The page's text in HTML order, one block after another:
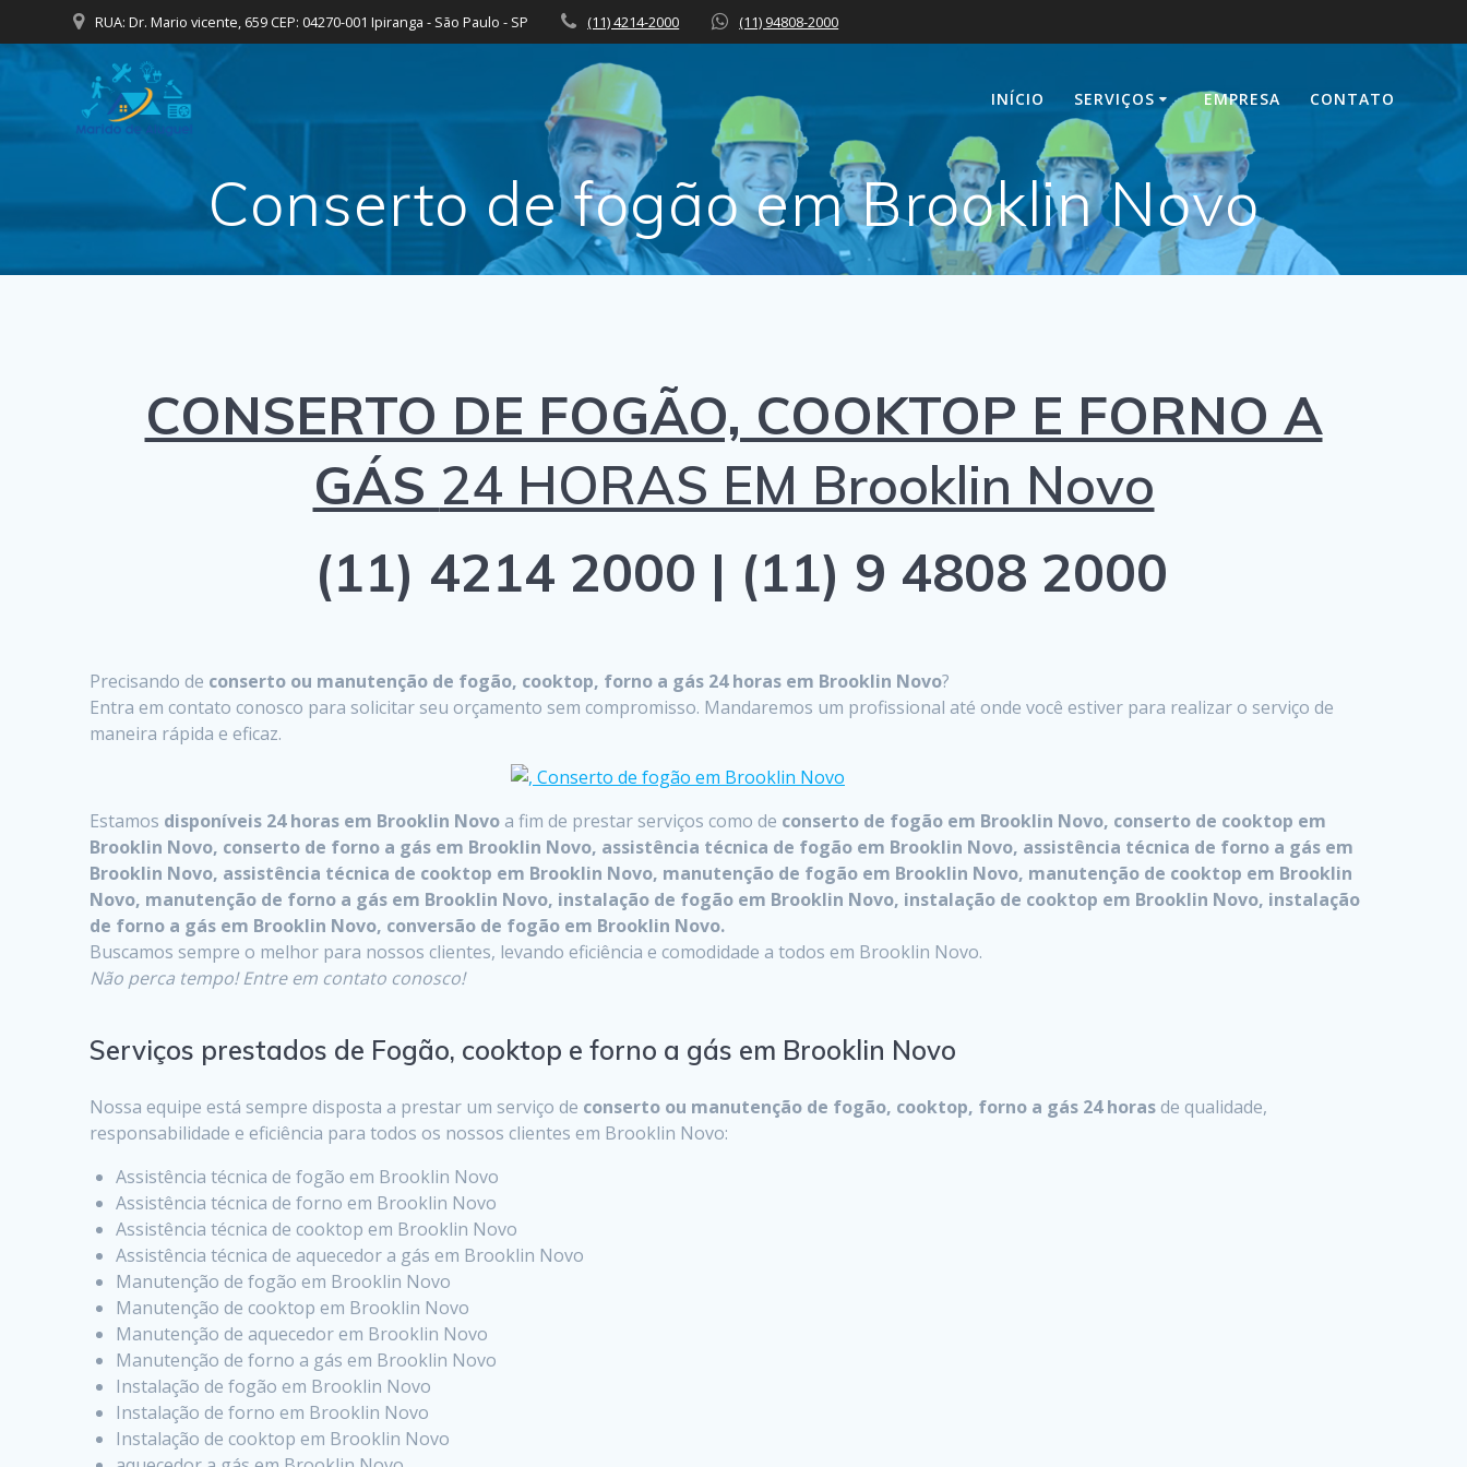
to
RUA: Dr. Mario vicente, 659 CEP: 04270-001 Ipiranga - São Paulo - SP (11) 4214-2000 (11) 94808-2000
INÍCIO SERVIÇOS EMPRESA CONTATO
Conserto de fogão em Brooklin Novo
CONSERTO DE FOGÃO, COOKTOP E FORNO A
GÁS 24 HORAS EM Brooklin Novo
(11) 4214 2000 | (11) 9 4808 2000
Precisando de conserto ou manutenção de fogão, cooktop, forno a gás 24 horas em Brooklin Novo?
Entra em contato conosco para solicitar seu orçamento sem compromisso. Mandaremos um profissional até onde você estiver para realizar o serviço de
maneira rápida e eficaz.
Estamos disponíveis 24 horas em Brooklin Novoa fim de prestar serviços como de conserto de fogão em Brooklin Novo, conserto de cooktop em
Brooklin Novo, conserto de forno a gás em Brooklin Novo, assistência técnica de fogão em Brooklin Novo, assistência técnica de forno a gás em
Brooklin Novo, assistência técnica de cooktop em Brooklin Novo, manutenção de fogão em Brooklin Novo, manutenção de cooktop em Brooklin
Novo, manutenção de forno a gás em Brooklin Novo, instalação de fogão em Brooklin Novo, instalação de cooktop em Brooklin Novo, instalação
de forno a gás em Brooklin Novo, conversão de fogão em Brooklin Novo.
Buscamos sempre o melhor para nossos clientes, levando eficiência e comodidade a todos em Brooklin Novo.
Não perca tempo! Entre em contato conosco!
Serviços prestados de Fogão, cooktop e forno a gás em Brooklin Novo
Nossa equipe está sempre disposta a prestar um serviço de conserto ou manutenção de fogão, cooktop, forno a gás 24 horasde qualidade,
responsabilidade e eficiência para todos os nossos clientes em Brooklin Novo:
Assistência técnica de fogão em Brooklin Novo
Assistência técnica de forno em Brooklin Novo
Assistência técnica de cooktop em Brooklin Novo
Assistência técnica de aquecedor a gás em Brooklin Novo
Manutenção de fogão em Brooklin Novo
Manutenção de cooktop em Brooklin Novo
Manutenção de aquecedor em Brooklin Novo
Manutenção de forno a gás em Brooklin Novo
Instalação de fogão em Brooklin Novo
Instalação de forno em Brooklin Novo
Instalação de cooktop em Brooklin Novo